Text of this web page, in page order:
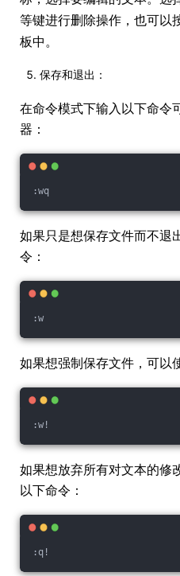
等键进行删除操作，也可以
板中。
保存和退出：
在命令模式下输入以下命令
器：
:wq
如果只是想保存文件而不退
令：
:w
如果想强制保存文件，可以
:w!
如果想放弃所有对文本的修
以下命令：
:q!